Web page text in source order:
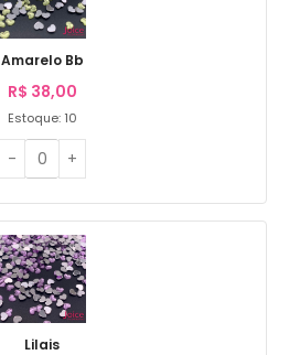
Amarelo Bb
R$ 38,00
Estoque: 10
Lilais